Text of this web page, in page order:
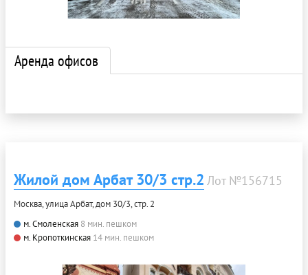
Аренда офисов
Жилой дом Арбат 30/3 стр.2 Лот №156715
Москва, улица Арбат, дом 30/3, стр. 2
м. Смоленская 8 мин. пешком
м. Кропоткинская 14 мин. пешком